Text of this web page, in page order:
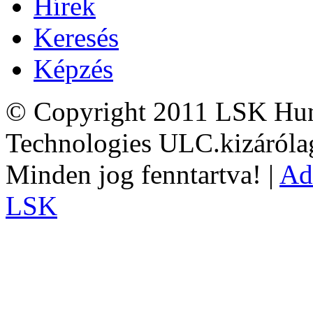
Keresés
Képzés
© Copyright 2011 LSK
Technologies
Minden jog fenntartva! |
LSK